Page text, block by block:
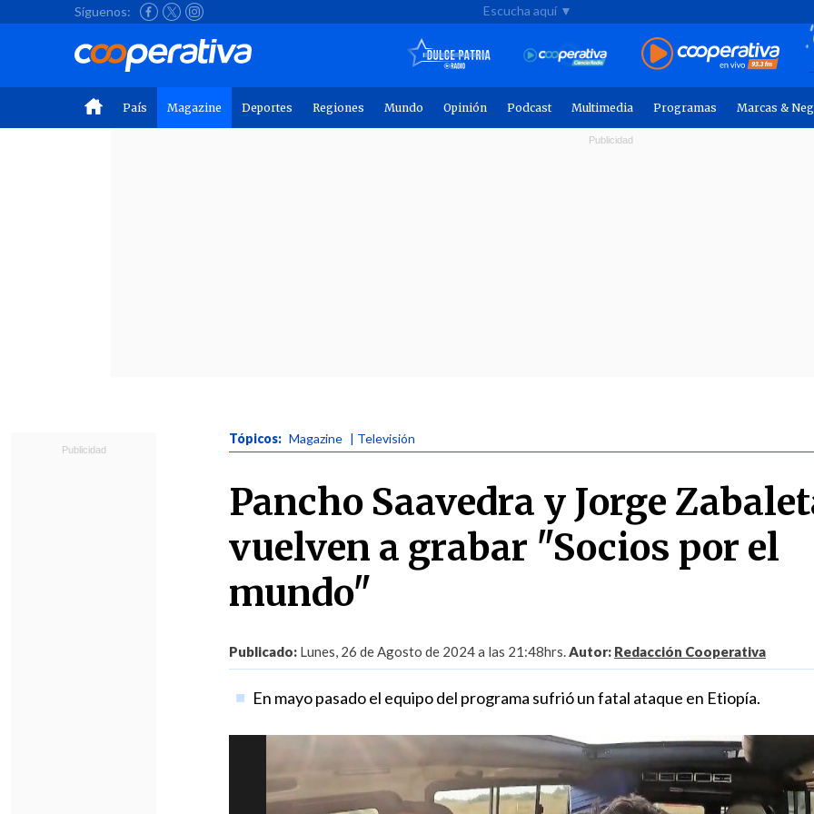
Síguenos: Escucha aquí ▼
País Magazine Deportes Regiones Mundo Opinión Podcast Multimedia Programas Marcas &
Tópicos: Magazine | Televisión
Pancho Saavedra y Jorge
vuelven a grabar "Socios por el
mundo"
Publicado: Lunes, 26 de Agosto de 2024 a las 21:48hrs.Autor: Redacción Cooperativa
En mayo pasado el equipo del programa sufrió un fatal ataque en Etiopía.